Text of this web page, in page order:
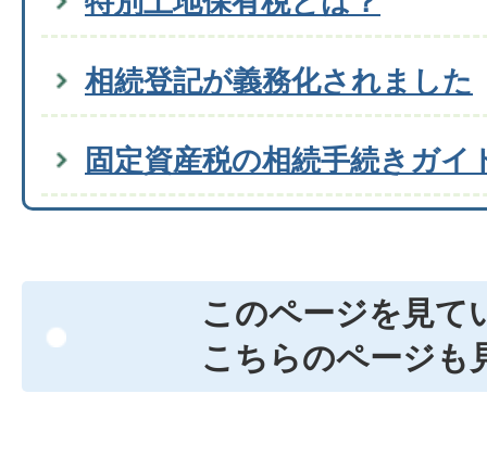
相続登記が義務化されました
固定資産税の相続手続きガイ
このページを見て
こちらのページも